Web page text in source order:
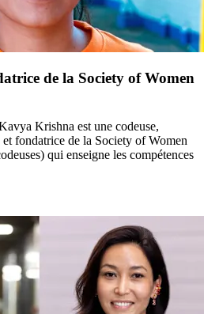
de la Society of Women
Krishna est une codeuse,
fondatrice de la Society of Women
qui enseigne les compétences